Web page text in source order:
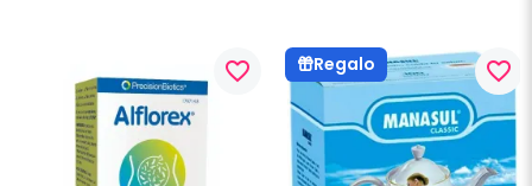
favorite_border Regalo favorite_border